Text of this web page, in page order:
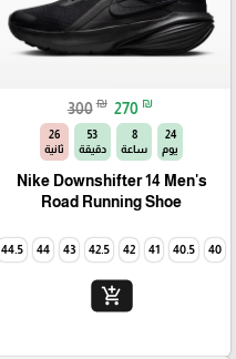
300 ₪ 270 ₪
24
يوم
8
ساعة
53
دقيقة
25
ثانية
Nike Downshifter 14 Men's
Road Running Shoe
40
40.5
41
42
42.5
43
44
44.5
add_shopping_cart